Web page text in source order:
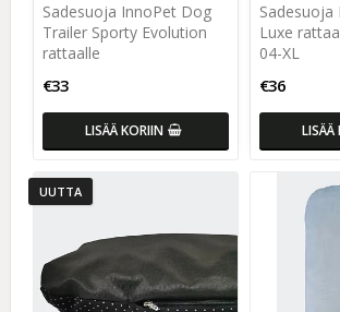
Sadesuoja InnoPet Dog
Trailer Sporty Evolution
rattaalle
€33
LISÄÄ KORIIN
Sadesuoja
Luxe
04-XL
€36
LISÄÄ
UUTTA